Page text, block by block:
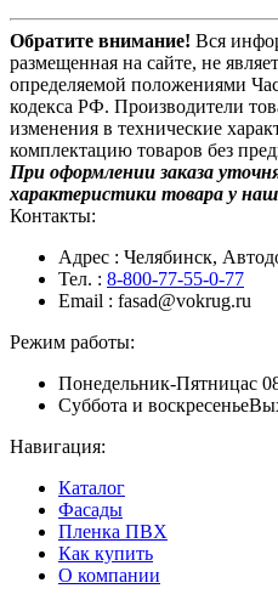
Обратите внимание! Вся
размещенная на сайте, не
определяемой положениями
кодекса РФ. Производители
изменения в технические
комплектацию товаров без
При оформлении заказа
характеристики товара у
Контакты:
Адрес : Челябинск,
Тел. : 8-800-77-55-0-77
Email : fasad@vokrug.ru
Режим работы:
Понедельник-Пятницас
Суббота и воскресенье
Навигация:
Каталог
Фасады
Пленка ПВХ
Как купить
О компании